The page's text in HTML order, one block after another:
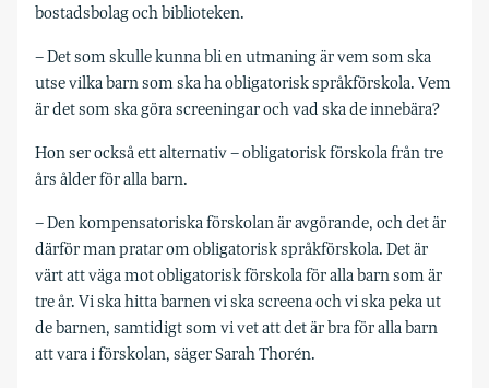
bostadsbolag och biblioteken.
– Det som skulle kunna bli en utmaning är vem som ska
utse vilka barn som ska ha obligatorisk språkförskola. Vem
är det som ska göra screeningar och vad ska de innebära?
Hon ser också ett alternativ – obligatorisk förskola från tre
års ålder för alla barn.
– Den kompensatoriska förskolan är avgörande, och det är
därför man pratar om obligatorisk språkförskola. Det är
värt att väga mot obligatorisk förskola för alla barn som är
tre år. Vi ska hitta barnen vi ska screena och vi ska peka ut
de barnen, samtidigt som vi vet att det är bra för alla barn
att vara i förskolan, säger Sarah Thorén.